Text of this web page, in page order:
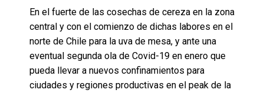
En el fuerte de las cosechas de cereza en la zona
central y con el comienzo de dichas labores en el
norte de Chile para la uva de mesa, y ante una
eventual segunda ola de Covid-19 en enero que
pueda llevar a nuevos confinamientos para
ciudades y regiones productivas en el peak de la